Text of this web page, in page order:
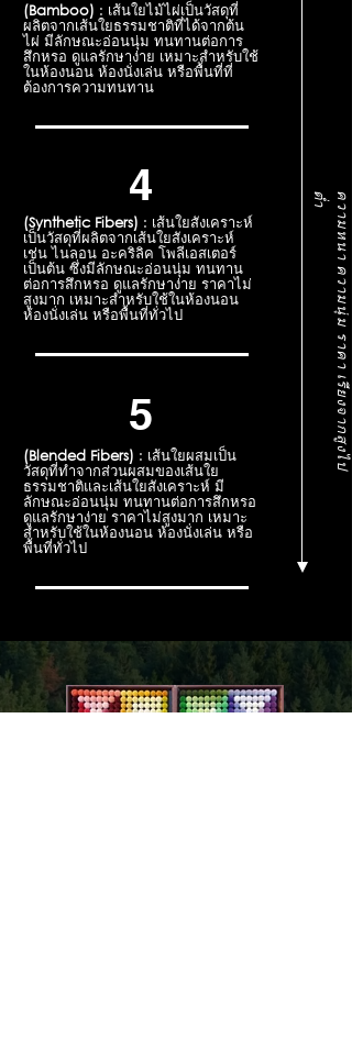
(Bamboo) : เส้นใยไม้ไผ่เป็นวัสดุที่
ผลิตจากเส้นใยธรรมชาติที่ได้จากต้น
ไผ่ มีลักษณะอ่อนนุ่ม ทนทานต่อการ
สึกหรอ ดูแลรักษาง่าย เหมาะสำหรับใช้
ในห้องนอน ห้องนั่งเล่น หรือพื้นที่ที่
ต้องการความทนทาน
4
(Synthetic Fibers) : เส้นใยสังเคราะห์
เป็นวัสดุที่ผลิตจากเส้นใยสังเคราะห์
เช่น ไนลอน อะคริลิค โพลีเอสเตอร์
เป็นต้น ซึ่งมีลักษณะอ่อนนุ่ม ทนทาน
ต่อการสึกหรอ ดูแลรักษาง่าย ราคาไม่
สูงมาก เหมาะสำหรับใช้ในห้องนอน
ห้องนั่งเล่น หรือพื้นที่ทั่วไป
5
(Blended Fibers) : เส้นใยผสมเป็น
วัสดุที่ทำจากส่วนผสมของเส้นใย
ธรรมชาติและเส้นใยสังเคราะห์ มี
ลักษณะอ่อนนุ่ม ทนทานต่อการสึกหรอ
ดูแลรักษาง่าย ราคาไม่สูงมาก เหมาะ
สำหรับใช้ในห้องนอน ห้องนั่งเล่น หรือ
พื้นที่ทั่วไป
ค
ว
า
ม
ห
น
า
ค
ว
า
ม
นุ่
ม
ร
า
ค
า
เ
รี
ย
ง
จ
า
ก
สู
ง
ไ
ป
ต่ำ